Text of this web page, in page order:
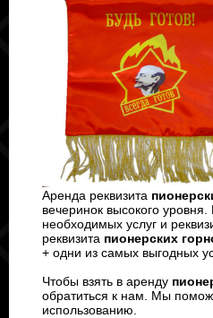
Аренда реквизита
вечеринок высокого
необходимых услуг и
реквизита пионерских
+ одни из самых выгодных
Чтобы взять в аренду
обратиться к нам. Мы
использованию.